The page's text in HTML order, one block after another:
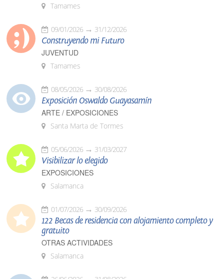
Tamames
09/01/2026 31/12/2026
Construyendo mi Futuro
JUVENTUD
Tamames
08/05/2026 30/08/2026
Exposición Oswaldo Guayasamín
ARTE / EXPOSICIONES
Santa Marta de Tormes
05/06/2026 31/03/2027
Visibilizar lo elegido
EXPOSICIONES
Salamanca
01/07/2026 30/09/2026
122 Becas de residencia con alojamiento completo y
gratuito
OTRAS ACTIVIDADES
Salamanca